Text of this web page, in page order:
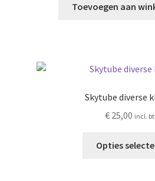
Toevoegen aan
Skytube diverse
€25,00 incl.
Opties